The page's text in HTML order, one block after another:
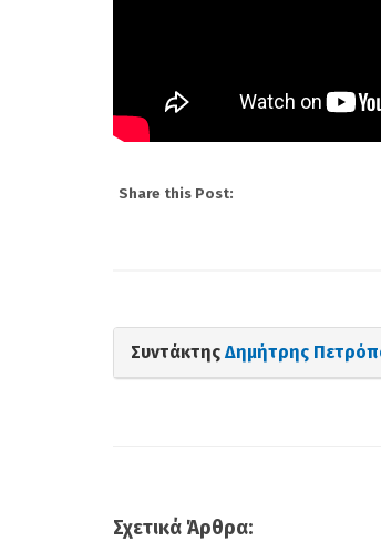
Share this Post:
Συντάκτης Δημήτρης
Σχετικά Άρθρα: